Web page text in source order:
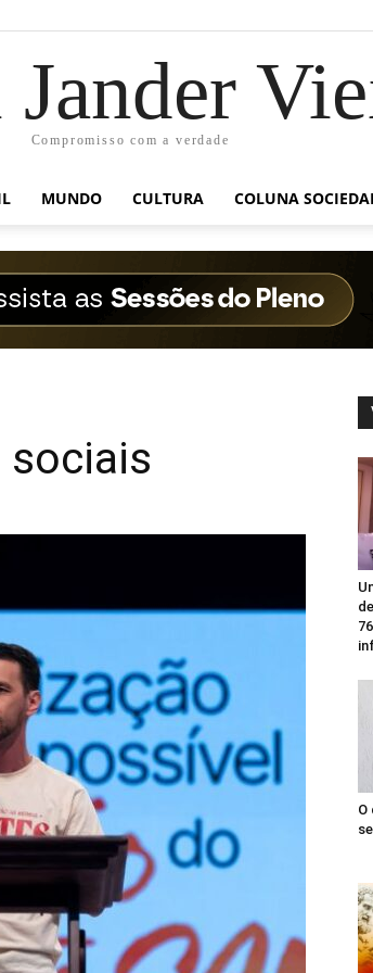
Compromisso com a verdade
MUNDO CULTURA COLUNA
sociais
O